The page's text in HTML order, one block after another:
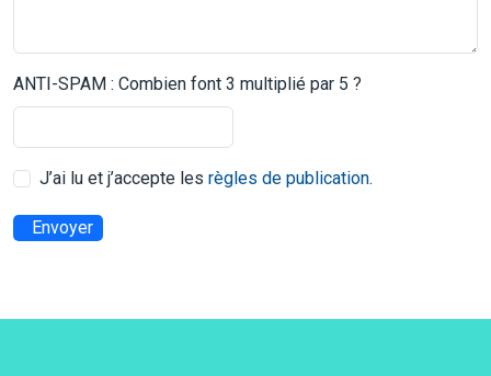
ANTI-SPAM : Combien font 3 multiplié par 5 ?
J’ai lu et j’accepte les règles de publication.
Envoyer